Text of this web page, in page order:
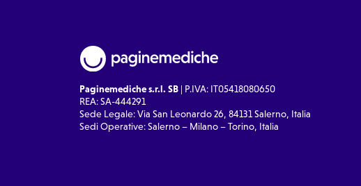
Paginemediche s.r.l. SB | P.IVA: IT05418080650
REA: SA-444291
Sede Legale: Via San Leonardo 26, 84131 Salerno, Italia
Sedi Operative: Salerno – Milano – Torino, Italia